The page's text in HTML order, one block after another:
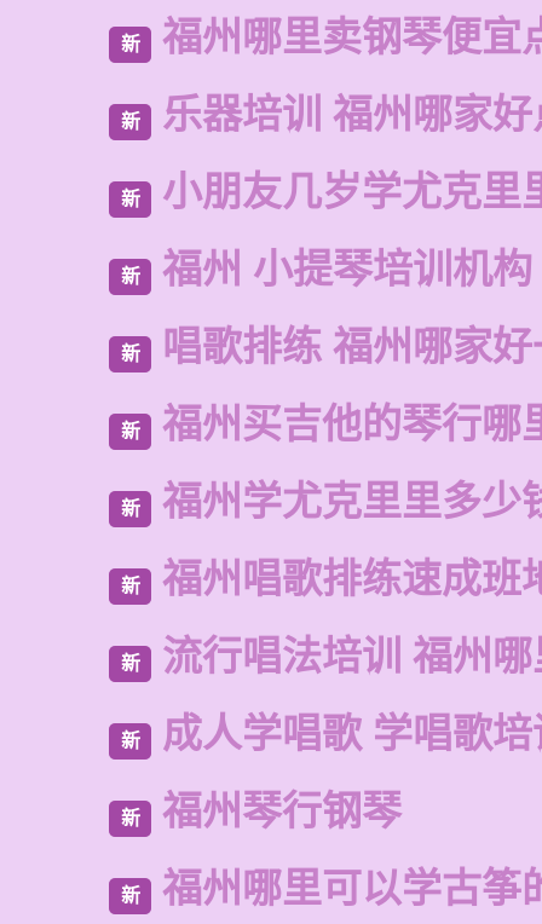
新 福州哪里卖钢琴便宜
新 乐器培训 福州哪家好
新 小朋友几岁学尤克里
新 福州 小提琴培训机构
新 唱歌排练 福州哪家
新 福州买吉他的琴行哪
新 福州学尤克里里多少
新 福州唱歌排练速成班
新 流行唱法培训 福州
新 成人学唱歌 学唱歌培
新 福州琴行钢琴
新 福州哪里可以学古筝